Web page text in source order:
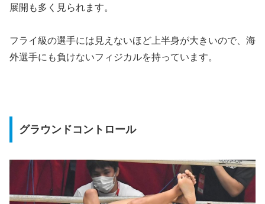
展開も多く見られます。
フライ級の選手には見えないほど上半身が大きいので、海
外選手にも負けないフィジカルを持っています。
グラウンドコントロール